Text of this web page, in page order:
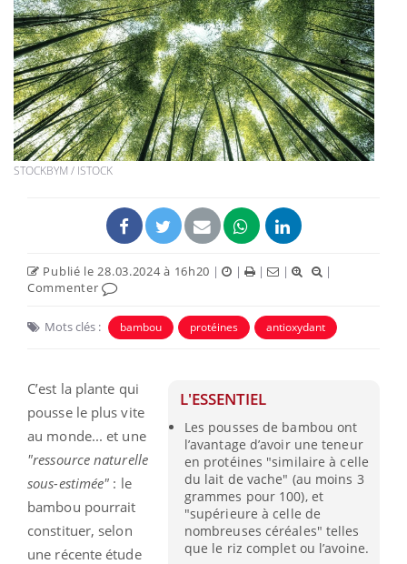
STOCKBYM / ISTOCK
Publié le 28.03.2024 à 16h20 | | | |
|
Commenter
Mots clés : bambou protéines antioxydant
L'ESSENTIEL
Les pousses de bambou ont
l’avantage d’avoir une teneur
en protéines "similaire à celle
du lait de vache" (au moins 3
grammes pour 100), et
"supérieure à celle de
nombreuses céréales" telles
que le riz complet ou l’avoine.
C’est la plante qui
pousse le plus vite
au monde... et une
"ressource naturelle
sous-estimée" : le
bambou pourrait
constituer, selon
une récente étude